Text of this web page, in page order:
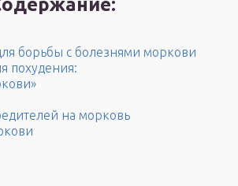
борьбы с болезнями моркови
похудения:
на морковь